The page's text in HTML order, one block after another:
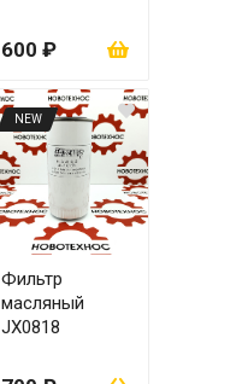
600 ₽
NEW
Фильтр
масляный
JX0818